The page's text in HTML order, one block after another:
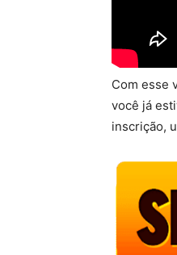
Com esse
você já
inscrição,